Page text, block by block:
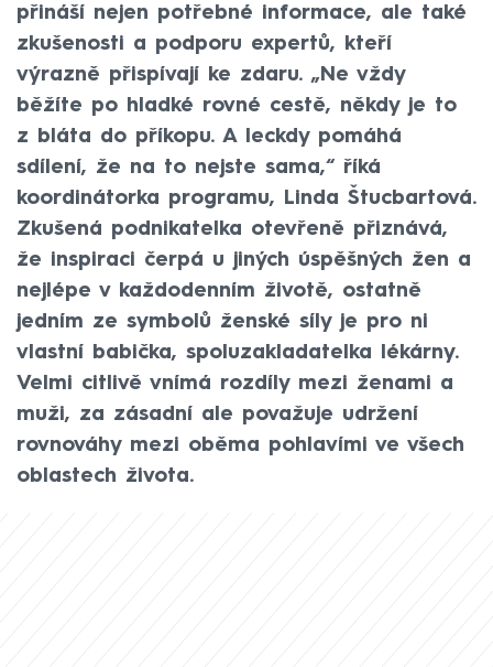
přináší nejen potřebné informace, ale také
zkušenosti a podporu expertů, kteří
výrazně přispívají ke zdaru. „Ne vždy
běžíte po hladké rovné cestě, někdy je to
z bláta do příkopu. A leckdy pomáhá
sdílení, že na to nejste sama,“ říká
koordinátorka programu, Linda Štucbartová.
Zkušená podnikatelka otevřeně přiznává,
že inspiraci čerpá u jiných úspěšných žen a
nejlépe v každodenním životě, ostatně
jedním ze symbolů ženské síly je pro ni
vlastní babička, spoluzakladatelka lékárny.
Velmi citlivě vnímá rozdíly mezi ženami a
muži, za zásadní ale považuje udržení
rovnováhy mezi oběma pohlavími ve všech
oblastech života.